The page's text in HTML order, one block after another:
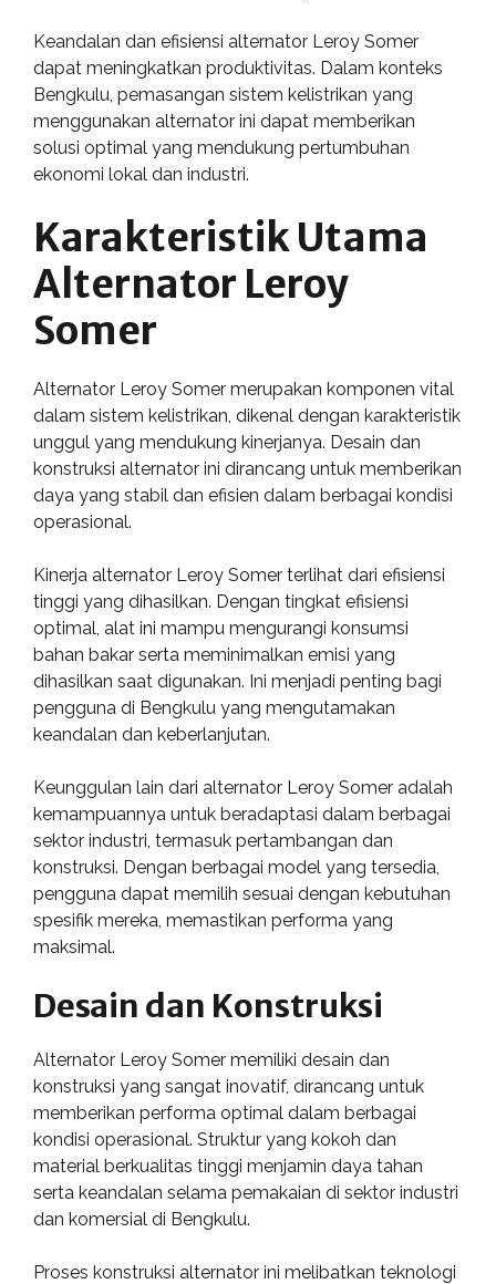
Keandalan dan efisiensi alternator Leroy Somer
dapat meningkatkan produktivitas. Dalam konteks
Bengkulu, pemasangan sistem kelistrikan yang
menggunakan alternator ini dapat memberikan
solusi optimal yang mendukung pertumbuhan
ekonomi lokal dan industri.
Karakteristik Utama
Alternator Leroy
Somer
Alternator Leroy Somer merupakan komponen vital
dalam sistem kelistrikan, dikenal dengan karakteristik
unggul yang mendukung kinerjanya. Desain dan
konstruksi alternator ini dirancang untuk memberikan
daya yang stabil dan efisien dalam berbagai kondisi
operasional.
Kinerja alternator Leroy Somer terlihat dari efisiensi
tinggi yang dihasilkan. Dengan tingkat efisiensi
optimal, alat ini mampu mengurangi konsumsi
bahan bakar serta meminimalkan emisi yang
dihasilkan saat digunakan. Ini menjadi penting bagi
pengguna di Bengkulu yang mengutamakan
keandalan dan keberlanjutan.
Keunggulan lain dari alternator Leroy Somer adalah
kemampuannya untuk beradaptasi dalam berbagai
sektor industri, termasuk pertambangan dan
konstruksi. Dengan berbagai model yang tersedia,
pengguna dapat memilih sesuai dengan kebutuhan
spesifik mereka, memastikan performa yang
maksimal.
Desain dan Konstruksi
Alternator Leroy Somer memiliki desain dan
konstruksi yang sangat inovatif, dirancang untuk
memberikan performa optimal dalam berbagai
kondisi operasional. Struktur yang kokoh dan
material berkualitas tinggi menjamin daya tahan
serta keandalan selama pemakaian di sektor industri
dan komersial di Bengkulu.
Proses konstruksi alternator ini melibatkan teknologi